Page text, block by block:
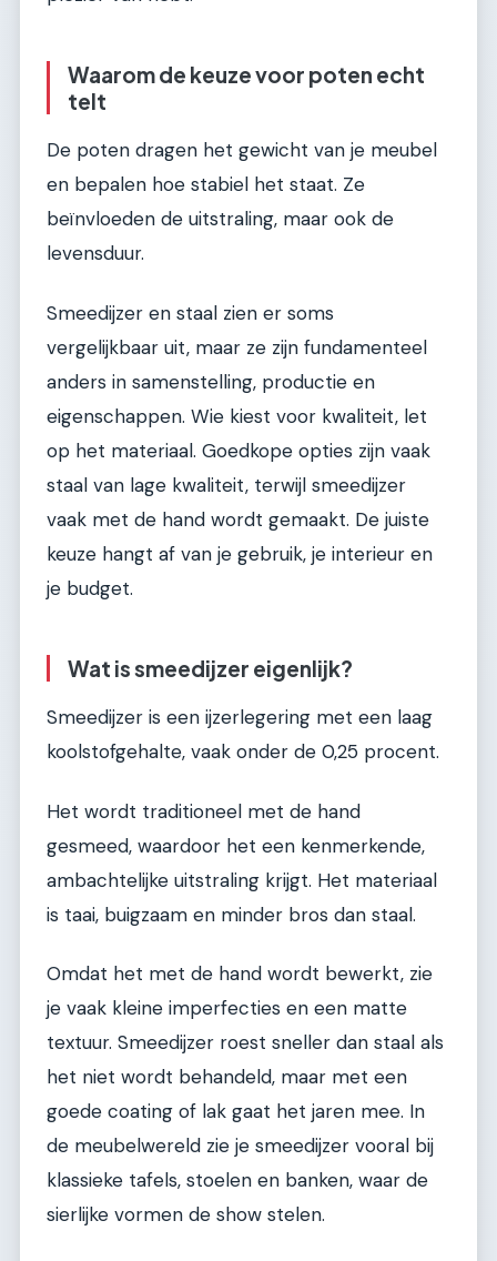
Waarom de keuze voor poten echt
telt
De poten dragen het gewicht van je meubel
en bepalen hoe stabiel het staat. Ze
beïnvloeden de uitstraling, maar ook de
levensduur.
Smeedijzer en staal zien er soms
vergelijkbaar uit, maar ze zijn fundamenteel
anders in samenstelling, productie en
eigenschappen. Wie kiest voor kwaliteit, let
op het materiaal. Goedkope opties zijn vaak
staal van lage kwaliteit, terwijl smeedijzer
vaak met de hand wordt gemaakt. De juiste
keuze hangt af van je gebruik, je interieur en
je budget.
Wat is smeedijzer eigenlijk?
Smeedijzer is een ijzerlegering met een laag
koolstofgehalte, vaak onder de 0,25 procent.
Het wordt traditioneel met de hand
gesmeed, waardoor het een kenmerkende,
ambachtelijke uitstraling krijgt. Het materiaal
is taai, buigzaam en minder bros dan staal.
Omdat het met de hand wordt bewerkt, zie
je vaak kleine imperfecties en een matte
textuur. Smeedijzer roest sneller dan staal als
het niet wordt behandeld, maar met een
goede coating of lak gaat het jaren mee. In
de meubelwereld zie je smeedijzer vooral bij
klassieke tafels, stoelen en banken, waar de
sierlijke vormen de show stelen.